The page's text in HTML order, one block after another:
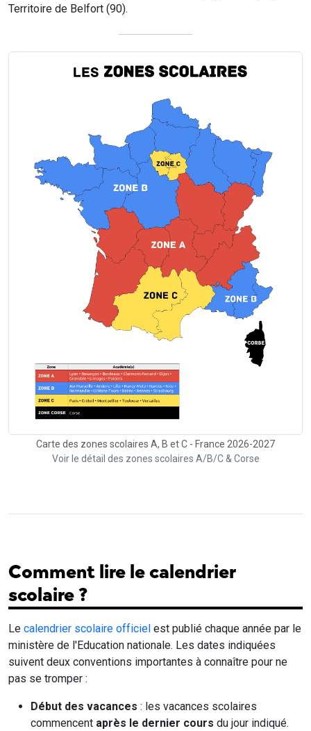
Territoire de Belfort (90).
Carte des zones scolaires A, B et C - France 2026-2027
Voir le détail des zones scolaires A/B/C & Corse
Comment lire le calendrier
scolaire ?
Le calendrier scolaire officiel est publié chaque année par le
ministère de l'Education nationale. Les dates indiquées
suivent deux conventions importantes à connaître pour ne
pas se tromper :
Début des vacances : les vacances scolaires
commencent après le dernier cours du jour indiqué.